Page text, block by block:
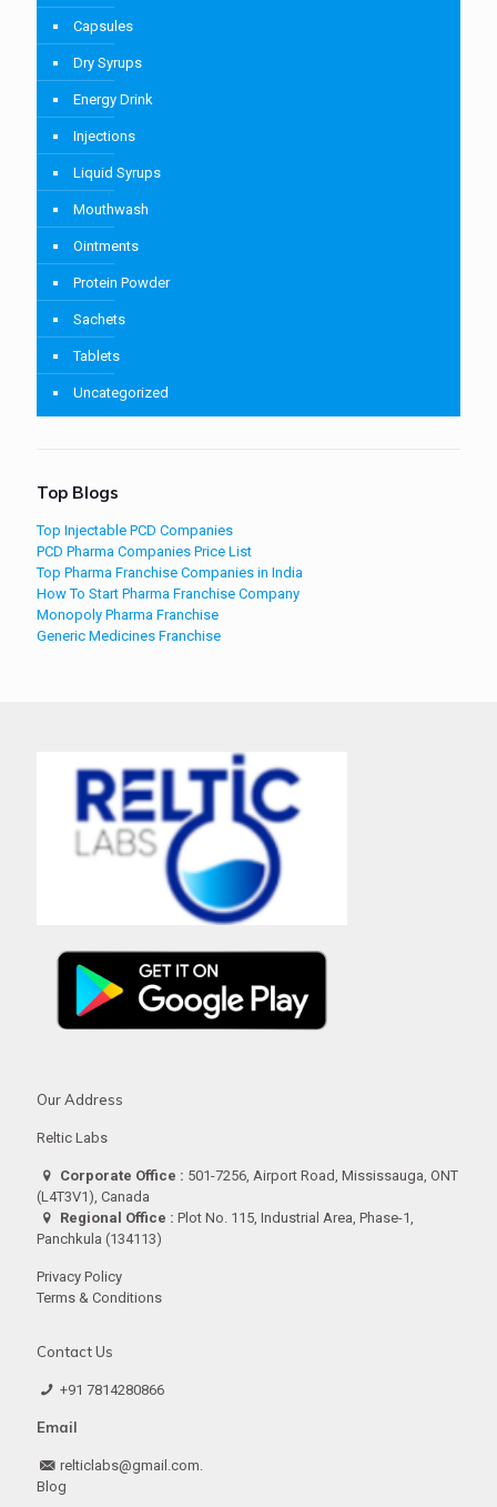
Capsules
Dry Syrups
Energy Drink
Injections
Liquid Syrups
Mouthwash
Ointments
Protein Powder
Sachets
Tablets
Uncategorized
Top Blogs
Top Injectable PCD Companies
PCD Pharma Companies Price List
Top Pharma Franchise Companies in India
How To Start Pharma Franchise Company
Monopoly Pharma Franchise
Generic Medicines Franchise
Our Address
Reltic Labs
Corporate Office : 501-7256, Airport Road, Mississauga, ONT
(L4T3V1), Canada
Regional Office : Plot No. 115, Industrial Area, Phase-1,
Panchkula (134113)
Privacy Policy
Terms & Conditions
Contact Us
+91 7814280866
Email
relticlabs@gmail.com.
Blog